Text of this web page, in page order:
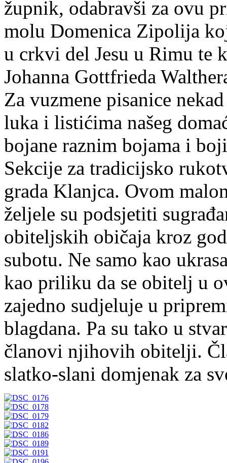
župnik, odabravši za ovu
molu Domenica Zipolija
u crkvi del Jesu u Rimu te
Johanna Gottfrieda
Za vuzmene pisanice
luka i listićima našeg
bojane raznim bojama i
Sekcije za tradicijsko
grada Klanjca. Ovom
željele su podsjetiti
obiteljskih običaja kroz
subotu. Ne samo kao
kao priliku da se obitelj u
zajedno sudjeluje u
blagdana. Pa su tako u
članovi njihovih obitelji.
slatko-slani domjenak za